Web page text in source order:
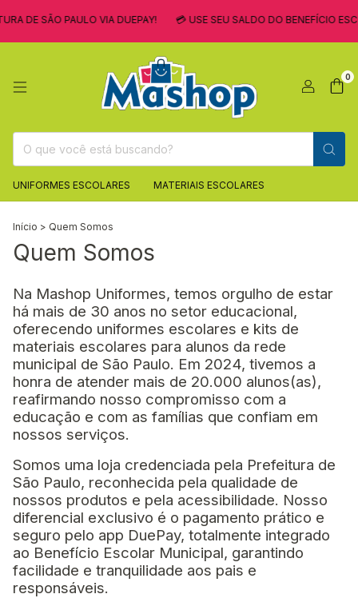
DE SÃO PAULO VIA DUEPAY! 💳 USE SEU SALDO DO BENEFÍCIO
0
UNIFORMES ESCOLARES MATERIAIS ESCOLARES
Início > Quem Somos
Quem Somos
Na Mashop Uniformes, temos orgulho de estar
há mais de 30 anos no setor educacional,
oferecendo uniformes escolares e kits de
materiais escolares para alunos da rede
municipal de São Paulo. Em 2024, tivemos a
honra de atender mais de 20.000 alunos(as),
reafirmando nosso compromisso com a
educação e com as famílias que confiam em
nossos serviços.
Somos uma loja credenciada pela Prefeitura de
São Paulo, reconhecida pela qualidade de
nossos produtos e pela acessibilidade. Nosso
diferencial exclusivo é o pagamento prático e
seguro pelo app DuePay, totalmente integrado
ao Benefício Escolar Municipal, garantindo
facilidade e tranquilidade aos pais e
responsáveis.